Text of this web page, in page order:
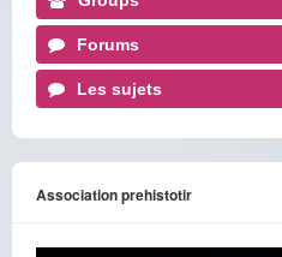
Forums
Les sujets
Association prehistotir